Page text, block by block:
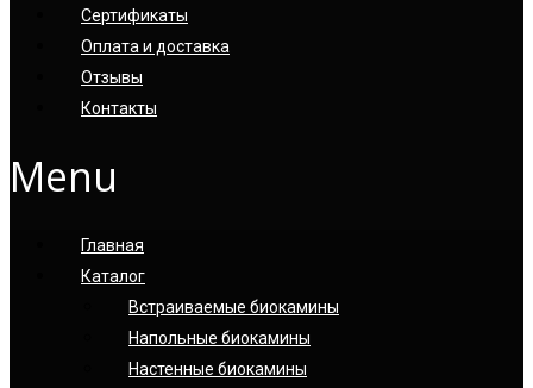
Сертификаты
Оплата и доставка
Отзывы
Контакты
Menu
Главная
Каталог
Встраиваемые биокамины
Напольные биокамины
Настенные биокамины